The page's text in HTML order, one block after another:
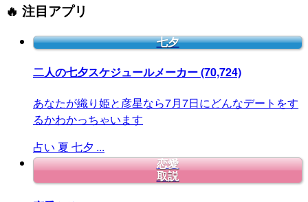
🔥 注目アプリ
七夕
二人の七夕スケジュールメーカー(70,724)
あなたが織り姫と彦星なら7月7日にどんなデートをす
るかわかっちゃいます
占い 夏 七夕 ...
恋愛
取説